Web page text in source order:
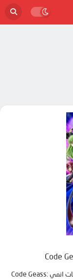
Code
مرحبا بك في موقع انمي دار animedar نقدم لك حلقات انمي Code Geass: